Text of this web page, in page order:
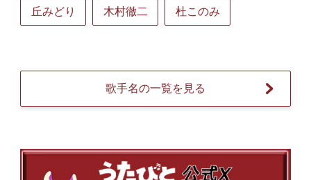
丘みどり 木村徹二 杜このみ
歌手名の一覧を見る